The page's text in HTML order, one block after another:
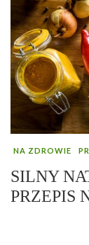
NA ZDROWIE
SILNY
PRZEPIS